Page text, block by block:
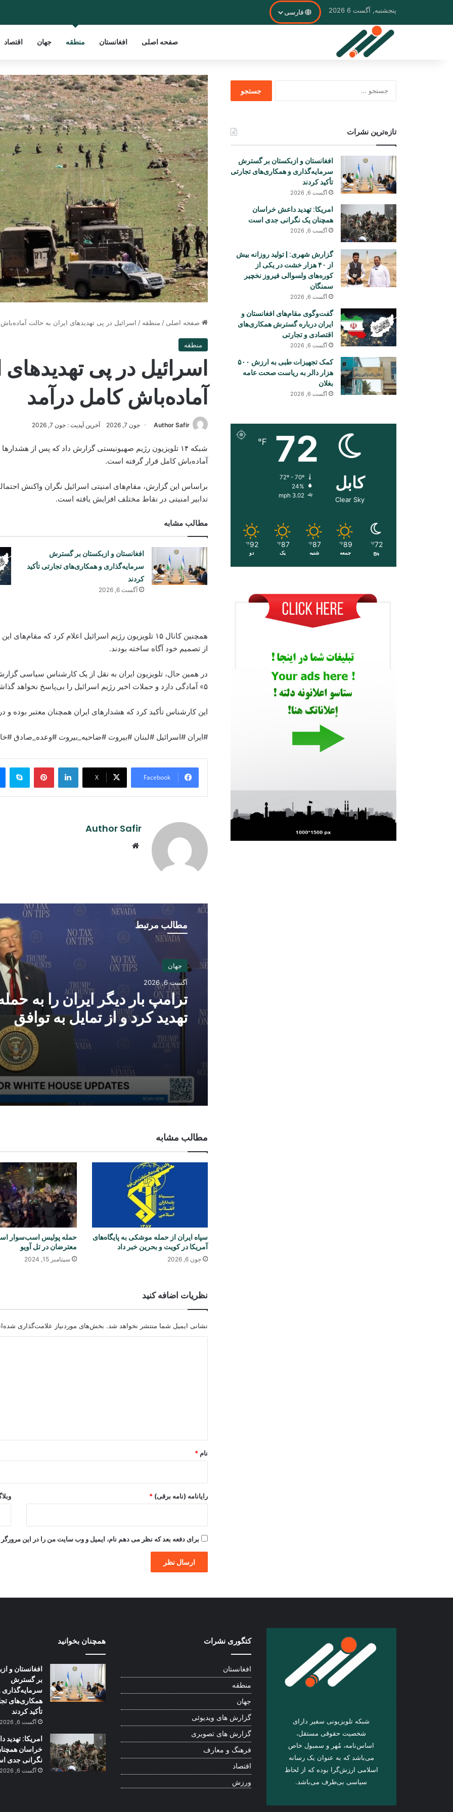
پنجشنبه, آگست 6 2026 فارسی
صفحه اصلی افغانستان منطقه جهان اقتصاد
صفحه اصلی / منطقه / اسرائیل در پی تهدیدهای ایران به حالت
منطقه
اسرائیل در پی
آماده‌باش کامل درآمد
Author Safir جون 7, 2026 آخرین آپدیت : جون 7, 2026
شبکه ۱۴ تلویزیون رژیم صهیونیستی گزارش داد که پس از
آماده‌باش کامل قرار گرفته است.
براساس این گزارش، مقام‌های امنیتی اسرائیل نگران واکنش
تدابیر امنیتی در نقاط مختلف افزایش یافته است.
مطالب مشابه
افغانستان و ازبکستان بر گسترش
سرمایه‌گذاری و همکاری‌های تجارتی تأکید
کردند
آگست 6, 2026
همچنین کانال ۱۵ تلویزیون رژیم اسرائیل اعلام کرد که
از تصمیم خود آگاه ساخته بودند.
در همین حال، تلویزیون ایران به نقل از یک کارشناس سیاسی
۵» آمادگی دارد و حملات اخیر رژیم اسرائیل را بی‌پاسخ نخواهد گذاشت.
این کارشناس تأکید کرد که هشدارهای ایران همچنان معتبر بوده و
#ایران #اسرائیل #لبنان #بیروت #ضاحیه_بیروت #وعده_صادق
Facebook
X
LinkedIn
Pinterest
Author Safir
مطالب مرتبط
جهان
آگست 6, 2026
ترامپ بار دیگر ایران را به
تهدید کرد و از تمایل به توافق
سخن گفت
مطالب مشابه
سپاه ایران از حمله موشکی به پایگاه‌های
آمریکا در کویت و بحرین خبر داد
جون 6, 2026
حمله پولیس اسب‌سوار
معترضان در تل‌ آویو
سپتامبر 15, 2024
نظریات اضافه کنید
نشانی ایمیل شما منتشر نخواهد شد. بخش‌های موردنیاز علامت‌گذاری
نام *
رایانامه (نامه برقی) *
برای دفعه بعد که نظر می دهم نام، ایمیل و وب سایت من را در این مرورگر
تازه‌ترین نشرات
افغانستان و ازبکستان بر گسترش
سرمایه‌گذاری و همکاری‌های تجارتی
تأکید کردند
آگست 6, 2026
امریکا: تهدید داعش خراسان
همچنان یک نگرانی جدی است
آگست 6, 2026
گزارش شهری: | تولید روزانه بیش
از ۴۰ هزار خشت در یکی از
کوره‌های ولسوالی فیروز نخچیر
سمنگان
آگست 6, 2026
گفت‌وگوی مقام‌های افغانستان و
ایران درباره گسترش همکاری‌های
اقتصادی و تجارتی
آگست 6, 2026
کمک تجهیزات طبی به ارزش ۵۰۰
هزار دالر به ریاست صحت عامه
بغلان
آگست 6, 2026
کابل
Clear Sky
72
℉
24%
3.02 mph
72
℉
پنج
89
℉
جمعه
87
℉
شنبه
87
℉
یک
92
℉
دو
شبکه تلویزیونی سفیر دارای
شخصیت حقوقی مستقل،
اساس‌نامه، مُهر و سمبول خاص
می‌باشد که به عنوان یک رسانه
اسلامی ارزش‌گرا بوده که از لحاظ
سیاسی بی‌طرف می‌باشد.
کتگوری نشرات
افغانستان
منطقه
جهان
گزارش های ویدیوئی
گزارش های تصویری
فرهنگ و معارف
اقتصاد
ورزش
همچنان بخوانید
افغانستان و
بر گسترش
سرمایه‌گذاری
همکاری‌های
تأکید کردند
آگست 6, 2026
امریکا: تهدید
خراسان
نگرانی جدی
آگست 6, 2026